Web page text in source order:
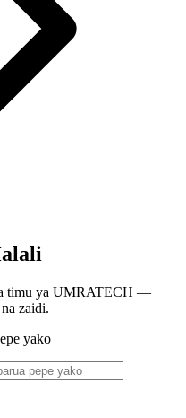
timu ya UMRATECH —
zaidi.
yako